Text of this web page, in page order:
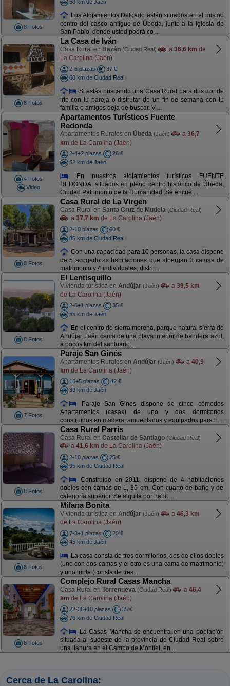
8 Fotos
50 km de Jaén
Los Alojamientos Delgado están situados en el mismo
centro del casco antiguo de Úbeda, junto a la Iglesia de
San Pablo, donde usted podrá co ...
8 Fotos
La Casa de Iván
Casa Rural en Bazán (Ciudad Real) a 36,6 km de
La Carolina (Jaén)
2-6 plazas
37 €
68 km de Ciudad Real
Si estás buscando una Casa Rural para dos donde
irte con tu pareja o disfrutar de un fin de semana con tu
familia o amigos deja de buscar. V ...
4 Fotos
Video
Apartamentos Turísticos Fuente
Redonda
Apartamentos Rurales en Úbeda (Jaén) a 36,7
km de La Carolina (Jaén)
2-4+2 plazas
28 €
52 km de Jaén
En nuestros alojamientos turísticos FUENTE
REDONDA, situados en pleno centro histórico de Úbeda,
Ciudad Patrimonio de la Humanidad. Se encue ...
8 Fotos
Casa Rural de La Virgen
Casa Rural en Santa Cruz de Mudela (Ciudad Real)
a 37,7 km de La Carolina (Jaén)
2-10 plazas
60 €
85 km de Ciudad Real
Con una capacidad para 10 personas, la casa dispone
de 5 acogedoras habitaciones que albergan 3 camas de
matrimonio y 4 individuales, distri ...
8 Fotos
El Lentisquillo
Vivienda turística en Andújar (Jaén) a 39,5 km
de La Carolina (Jaén)
2-6+1 plazas
35 €
55 km de Jaén
En el centro de sierra morena, parque natural sierra de
Andújar, Jaén cerca de una playa interior de bandera azul,
a pocos km del santuario ...
7 Fotos
Paraje San Ginés
Apartamentos Rurales en Andújar (Jaén) a 40,9
km de La Carolina (Jaén)
16+5 plazas
42 €
39 km de Jaén
Paraje San Gines dispone de cinco cómodos
Apartamentos (casas) de uno y dos dormitorios
construidos en madera, amueblados y equipados para h ...
8 Fotos
Casa Rural Parris
Casa Rural en Castellar de Santiago (Ciudad Real)
a 41,6 km de La Carolina (Jaén)
2-10 plazas
25 €
95 km de Ciudad Real
Construido en 2011, dispone de 4 habitaciones
dobles con camas de 1, 35 cm. Con cuarto de baño y de
categoría superior. Se alquila por habit ...
8 Fotos
Milana Bonita
Vivienda turística en Andújar (Jaén) a 46,3 km
de La Carolina (Jaén)
7-8+1 plazas
20 €
45 km de Jaén
La casa consta de tres dormitorios, dos de ellos dobles
(uno con dos camas y el otro es una cama de matrimonio)
y uno triple (consta de tres ...
8 Fotos
Complejo Rural Casas Mancha
Casa Rural en Torrenueva (Ciudad Real) a 46,4
km de La Carolina (Jaén)
22-36+10 plazas
35 €
76 km de Ciudad Real
La Casas Mancha se encuentra en una población
situada al sudeste de la provincia de Ciudad Real sobre
una llanura en el Campo de Montiel, en ...
Cerca de La Carolina: